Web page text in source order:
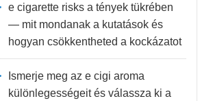
e cigarette risks a tények tükrében
— mit mondanak a kutatások és
hogyan csökkentheted a kockázatot
Ismerje meg az e cigi aroma
különlegességeit és válassza ki a